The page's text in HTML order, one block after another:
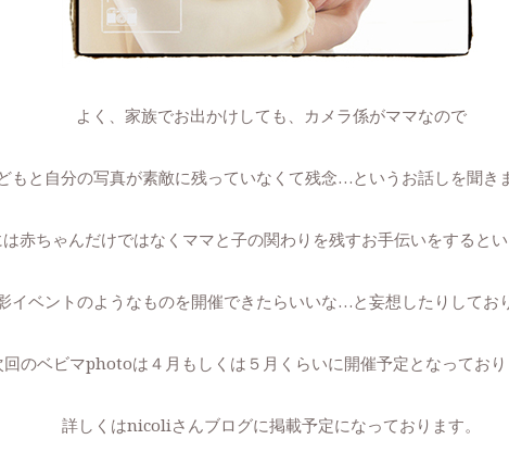
よく、家族でお出かけしても、カメラ係がママなので
もと自分の写真が素敵に残っていなくて残念…というお話しを聞き
赤ちゃんだけではなくママと子の関わりを残すお手伝いをすると
イベントのようなものを開催できたらいいな…と妄想したりしてお
回のベビマphotoは４月もしくは５月くらいに開催予定となっており
詳しくはnicoliさんブログに掲載予定になっております。